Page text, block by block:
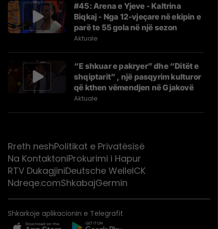
#45: Arena e Yjeve - Kaltrina
Biqkaj - Nga 12-vjeçare në ekipin e
parë te 55 gola në një sezon
Aktuale
“E shkuar e pakryer” dhe “Ditët e
shqiptarit” , një pasqyrim kulturor
që kthen vëmendjen në Gjakovë
Aktuale
Rreth neshPolitikat e Privatësisë
Na KontaktoniProkurimi i Hapur
RTV DukagjiniDeutsche WelleICK
Ndreqe.comShkabajGermin
Shkarkoje aplikacionin e Telegrafit